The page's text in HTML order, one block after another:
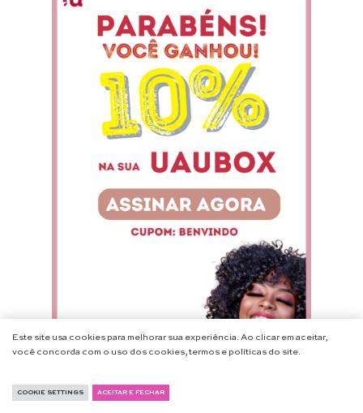
Este site usa cookies para melhorar sua experiência. Ao clicar em aceitar,
você concorda com o uso dos cookies, termos e políticas do site.
COOKIE SETTINGS ACEITAR E FECHAR